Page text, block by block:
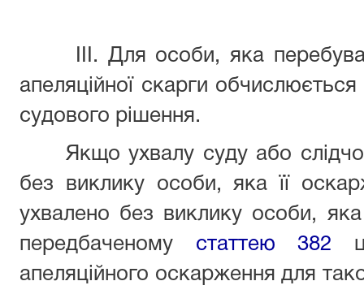
III. Для особи, яка
апеляційної скарги
судового рішення.
Якщо ухвалу суду або
без виклику особи, яка її
ухвалено без виклику особи,
передбаченому статтею 382
апеляційного оскарження для